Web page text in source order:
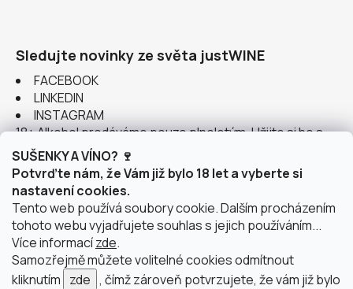
SUŠENKY A VÍNO? 🍷
Potvrďte nám, že Vám již bylo 18 let a vyberte si
nastavení cookies.
Tento web používá soubory cookie. Dalším procházením
tohoto webu vyjadřujete souhlas s jejich používáním...
Více informacízde.
Samozřejmě můžete volitelné cookies odmítnout
kliknutím zde , čímž zároveň potvrzujete, že vám již bylo
Sledujte novinky ze světa justWINE
FACEBOOK
LINKEDIN
INSTAGRAM
18+ Alkohol prodáváme pouze plnoletým. Užijte si ho s
rozumem.
Instagram